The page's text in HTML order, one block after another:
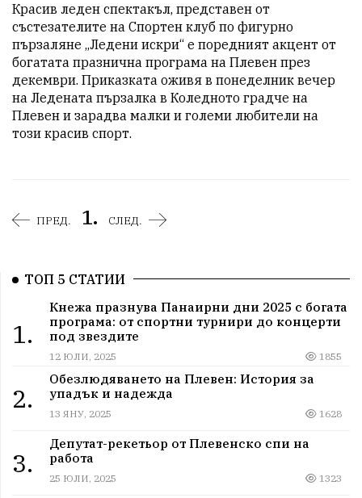
Красив леден спектакъл, представен от
състезателите на Спортен клуб по фигурно
пързаляне „Ледени искри“ е поредният акцент от
богатата празнична програма на Плевен през
декември. Приказката оживя в понеделник вечер
на Ледената пързалка в Коледното градче на
Плевен и зарадва малки и големи любители на
този красив спорт.
ПРЕД. 1. СЛЕД.
ТОП 5 СТАТИИ
1.
Кнежа празнува Панаирни дни 2025 с богата
програма: от спортни турнири до концерти
под звездите
12 ЮЛИ, 2025 1855
2.
Обезлюдяването на Плевен: История за
упадък и надежда
13 ЯНУ, 2025 1628
3.
Депутат-рекетьор от Плевенско спи на
работа
25 ЮЛИ, 2025 1323